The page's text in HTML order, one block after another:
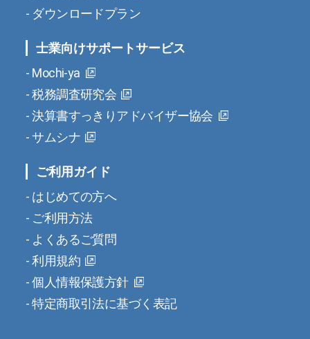
ダウンロードプラン
士業向けサポートサービス
Mochi-ya
税務調査研究会
決算書すっきりアドバイザー協会
サムシナ
ご利用ガイド
はじめての方へ
ご利用方法
よくあるご質問
利用規約
個人情報保護方針
特定商取引法に基づく表記